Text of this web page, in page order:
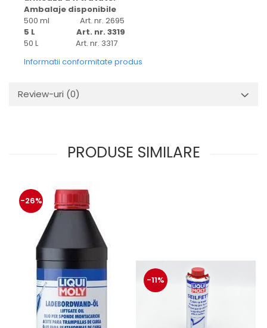
Ambalaje disponibile
500 ml Art. nr. 2695
5 L Art. nr. 3319
50 L Art. nr. 3317
Informatii conformitate produs
Review-uri (0)
PRODUSE SIMILARE
-26%
-11%